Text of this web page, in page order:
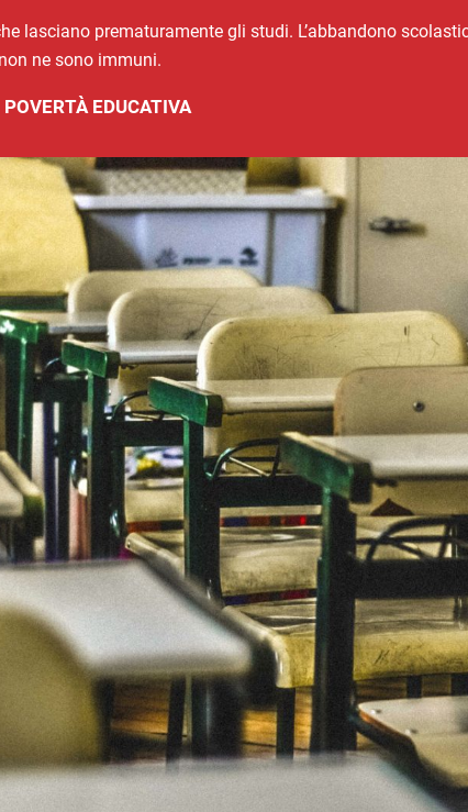
lasciano prematuramente gli studi. L’abbandono
ne sono immuni.
POVERTÀ EDUCATIVA